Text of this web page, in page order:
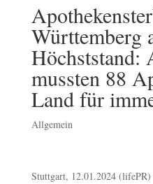
Württemberg
Höchststand:
mussten 88
Land für
Allgemein
Stuttgart, 12.01.2024